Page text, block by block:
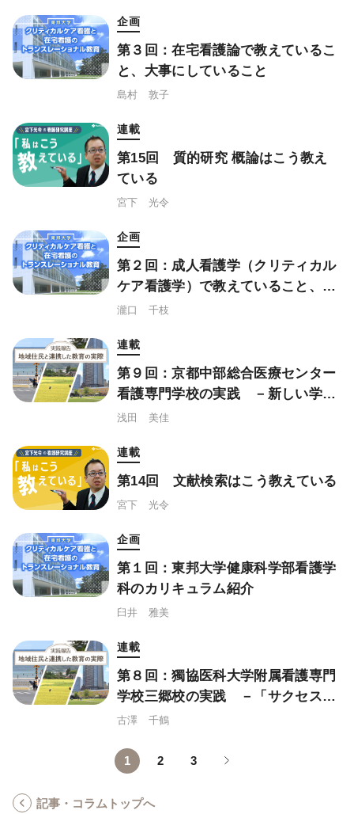
企画
第３回：在宅看護論で教えているこ
と、大事にしていること
島村 敦子
連載
第15回 質的研究 概論はこう教え
ている
宮下 光令
企画
第２回：成人看護学（クリティカル
ケア看護学）で教えていること、大
事にしていること
瀧口 千枝
連載
第９回：京都中部総合医療センター
看護専門学校の実践 －新しい学校
作りから始まった地域交流
浅田 美佳
連載
第14回 文献検索はこう教えている
宮下 光令
企画
第１回：東邦大学健康科学部看護学
科のカリキュラム紹介
臼井 雅美
連載
第８回：獨協医科大学附属看護専門
学校三郷校の実践 －「サクセスフ
ルエイジングを支える看護」
古澤 千鶴
1 2 3
記事・コラムトップへ